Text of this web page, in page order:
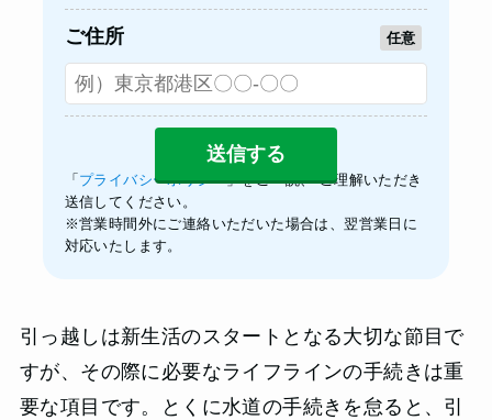
ご住所 任意
「 プライバシーポリシー」をご一読、 ご理解いただき
送信してください。
※営業時間外にご連絡いただいた場合は、翌営業日に
対応いたします。
引っ越しは新生活のスタートとなる大切な節目で
すが、その際に必要なライフラインの手続きは重
要な項目です。とくに水道の手続きを怠ると、引